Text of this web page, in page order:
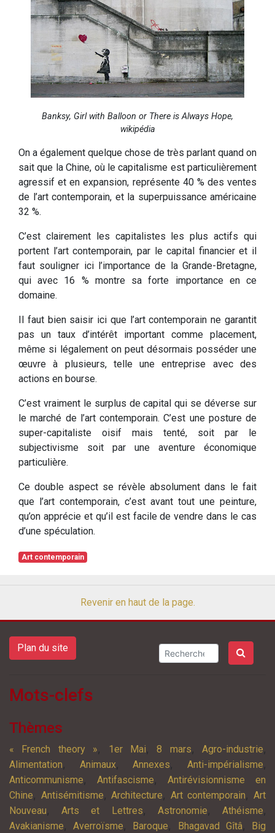
Banksy, Girl with Balloon or There is Always Hope,
wikipédia
On a également quelque chose de très parlant quand on
sait que la Chine, où le capitalisme est particulièrement
agressif et en expansion, représente 40 % des ventes
de l’art contemporain, et la superpuissance américaine
32 %.
C’est clairement les capitalistes les plus actifs qui
portent l’art contemporain, par le capital financier et il
faut souligner ici l’importance de la Grande-Bretagne,
qui avec 16 % montre sa forte importance en ce
domaine.
Il faut bien saisir ici que l’art contemporain ne garantit
pas un taux d’intérêt important comme placement,
même si légalement on peut désormais posséder une
œuvre à plusieurs, telle une entreprise avec des
actions en bourse.
C’est vraiment le surplus de capital qui se déverse sur
le marché de l’art contemporain. C’est une posture de
super-capitaliste oisif mais tenté, soit par le
subjectivisme soit par une aventure économique
particulière.
Ce double aspect se révèle absolument dans le fait
que l’art contemporain, c’est avant tout une peinture,
qu’on apprécie et qu’il est facile de vendre dans le cas
d’une spéculation.
Art contemporain
Revenir en haut de la page.
Plan du site
Mots-clefs
Thèmes
« French theory », 1er Mai,8 mars, Agro-industrie,
Alimentation, Animaux,Annexes,Anti-impérialisme,
Anticommunisme, Antifascisme, Antirévisionnisme en
Chine, Antisémitisme,Architecture, Art contemporain,Art
Nouveau,Arts et Lettres, Astronomie,Athéisme,
Avakianisme,Averroïsme, Baroque, Bhagavad Gîtâ, Big